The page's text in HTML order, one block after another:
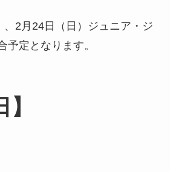
2月24日（日）ジュニア・ジ
予定となります。